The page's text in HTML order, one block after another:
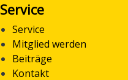
Service
Service
Mitglied werden
Beiträge
Kontakt